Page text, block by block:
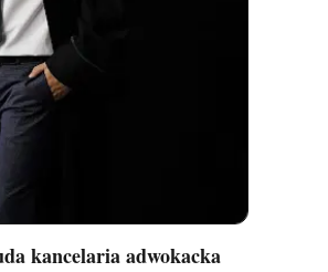
kancelaria adwokacka